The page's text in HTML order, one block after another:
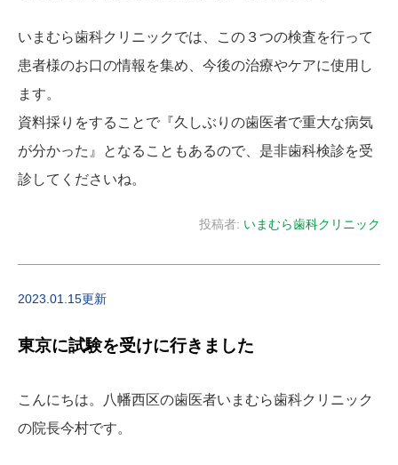
いまむら歯科クリニックでは、この３つの検査を行って
患者様のお口の情報を集め、今後の治療やケアに使用し
ます。
資料採りをすることで『久しぶりの歯医者で重大な病気
が分かった』となることもあるので、是非歯科検診を受
診してくださいね。
投稿者: いまむら歯科クリニック
2023.01.15更新
東京に試験を受けに行きました
こんにちは。八幡西区の歯医者いまむら歯科クリニック
の院長今村です。